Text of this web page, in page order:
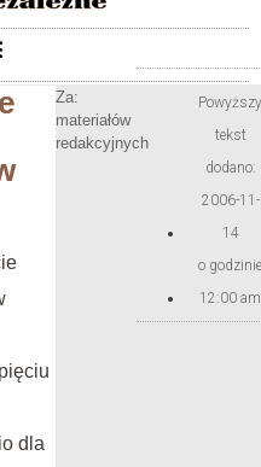
dla
Za:
materiałów
redakcyjnych
Powyższy
tekst
dodano:
2006-11-
14
o godzinie
12:00 am